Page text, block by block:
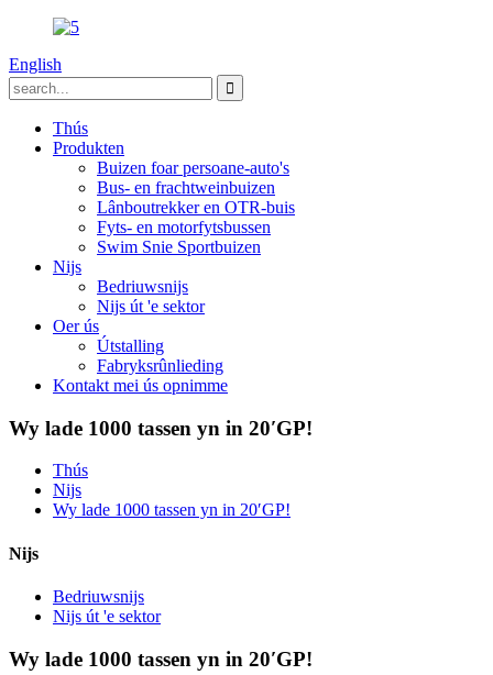
English
Thús
Produkten
Buizen foar persoane-auto's
Bus- en frachtweinbuizen
Lânboutrekker en OTR-buis
Fyts- en motorfytsbussen
Swim Snie Sportbuizen
Nijs
Bedriuwsnijs
Nijs út 'e sektor
Oer ús
Útstalling
Fabryksrûnlieding
Kontakt mei ús opnimme
Wy lade 1000 tassen yn in 20′GP!
Thús
Nijs
Wy lade 1000 tassen yn in 20′GP!
Nijs
Bedriuwsnijs
Nijs út 'e sektor
Wy lade 1000 tassen yn in 20′GP!